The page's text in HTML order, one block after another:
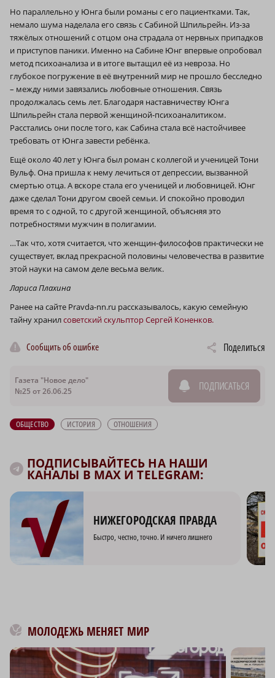
Но параллельно у Юнга были романы с его пациентками. Так,
немало шума наделала его связь с Сабиной Шпильрейн. Из-за
тяжёлых отношений с отцом она страдала от нервных припадков
и приступов паники. Именно на Сабине Юнг впервые опробовал
метод психоанализа и в итоге вытащил её из невроза. Но
глубокое погружение в её внутренний мир не прошло бесследно
– между ними завязались любовные отношения. Связь
продолжалась семь лет. Благодаря наставничеству Юнга
Шпильрейн стала первой женщиной-психоаналитиком.
Расстались они после того, как Сабина стала всё настойчивее
требовать от Юнга завести ребёнка.
Ещё около 40 лет у Юнга был роман с коллегой и ученицей Тони
Вульф. Она пришла к нему лечиться от депрессии, вызванной
смертью отца. А вскоре стала его ученицей и любовницей. Юнг
даже сделал Тони другом своей семьи. И спокойно проводил
время то с одной, то с другой женщиной, объясняя это
потребностями мужчин в полигамии.
…Так что, хотя считается, что женщин-философов практически не
существует, вклад прекрасной половины человечества в развитие
этой науки на самом деле весьма велик.
Лариса Плахина
Ранее на сайте Pravda-nn.ru рассказывалось, какую семейную
тайну хранилсоветский скульптор Сергей Коненков.
Сообщить об ошибке Поделиться
Газета "Новое дело"
№25 от 26.06.25
ПОДПИСАТЬСЯ
ОБЩЕСТВО ИСТОРИЯ ОТНОШЕНИЯ
ПОДПИСЫВАЙТЕСЬ НА НАШИ
КАНАЛЫ В MAX И TELEGRAM:
НИЖЕГОРОДСКАЯ ПРАВДА
Быстро, честно, точно. И ничего лишнего
МОЛОДЕЖЬ МЕНЯЕТ МИР